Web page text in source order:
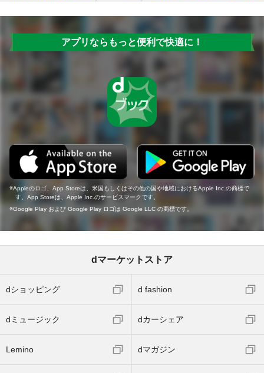
アプリならもっと便利で快適に！
Appleのロゴ、App Storeは、米国もしくはその他の国や地域におけるApple Inc.の商標で
す。App Storeは、Apple Inc.のサービスマークです。
Google Play および Google Play ロゴは Google LLC の商標です。
dマーケットストア
dショッピング d fashion
dミュージック dカーシェア
Lemino dマガジン